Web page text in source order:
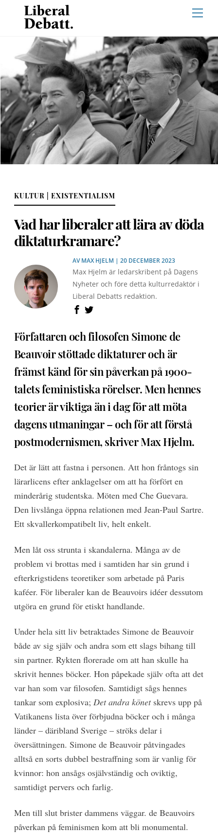
content
KULTUR | EXISTENTIALISM
Vad har liberaler att lära av döda
diktaturkramare?
AVMAX HJELM | 20 DECEMBER 2023
Max Hjelm är ledarskribent på Dagens
Nyheter och före detta kulturredaktör i
Liberal Debatts redaktion.
Författaren och filosofen Simone de
Beauvoir stöttade diktaturer och är
främst känd för sin påverkan på 1900-
talets feministiska rörelser. Men hennes
teorier är viktiga än i dag för att möta
dagens utmaningar – och för att förstå
postmodernismen, skriver Max Hjelm.
Det är lätt att fastna i personen. Att hon fråntogs sin
lärarlicens efter anklagelser om att ha förfört en
minderårig studentska. Möten med Che Guevara.
Den livslånga öppna relationen med Jean-Paul Sartre.
Ett skvallerkompatibelt liv, helt enkelt.
Men låt oss strunta i skandalerna. Många av de
problem vi brottas med i samtiden har sin grund i
efterkrigstidens teoretiker som arbetade på Paris
kaféer. För liberaler kan de Beauvoirs idéer dessutom
utgöra en grund för etiskt handlande.
Under hela sitt liv betraktades Simone de Beauvoir
både av sig själv och andra som ett slags bihang till
sin partner. Rykten florerade om att han skulle ha
skrivit hennes böcker. Hon påpekade själv ofta att det
var han som var filosofen. Samtidigt sågs hennes
tankar som explosiva; Det andra könetskrevs upp på
Vatikanens lista över förbjudna böcker och i många
länder – däribland Sverige – ströks delar i
översättningen. Simone de Beauvoir påtvingades
alltså en sorts dubbel bestraffning som är vanlig för
kvinnor: hon ansågs osjälvständig och oviktig,
samtidigt pervers och farlig.
Men till slut brister dammens väggar. de Beauvoirs
påverkan på feminismen kom att bli monumental.